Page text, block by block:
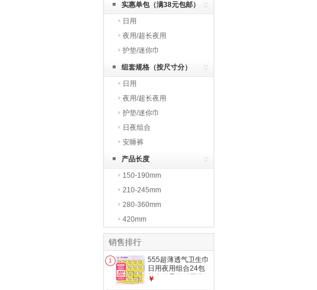
实惠单包（满38元包邮）
日用
夜用/超长夜用
护垫/迷你巾
组套规格（按尺寸分）
日用
夜用/超长夜用
护垫/迷你巾
日夜组合
安睡裤
产品长度
150-190mm
210-245mm
280-360mm
420mm
销售排行
1
555超薄透气卫生巾
日用夜用组合24包
学生绵柔热销囤货姨
￥